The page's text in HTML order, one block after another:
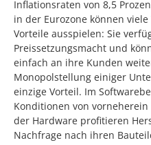
Inflationsraten von 8,5
in der Eurozone können
Vorteile ausspielen: Sie
Preissetzungsmacht und
einfach an ihre Kunden
Monopolstellung einiger
einzige Vorteil. Im
Konditionen von
der Hardware profitieren
Nachfrage nach ihren